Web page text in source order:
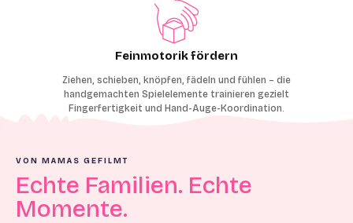
Feinmotorik fördern
Ziehen, schieben, knöpfen, fädeln und fühlen – die
handgemachten Spielelemente trainieren gezielt
Fingerfertigkeit und Hand-Auge-Koordination.
VON MAMAS GEFILMT
Echte Familien. Echte
Momente.